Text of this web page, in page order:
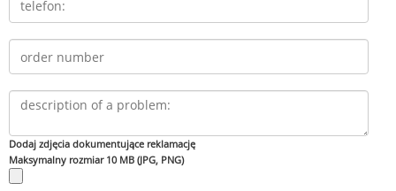
Dodaj zdjęcia dokumentujące reklamację
Maksymalny rozmiar 10 MB (JPG, PNG)